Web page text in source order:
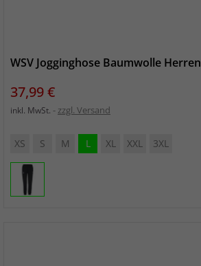
WSV Jogginghose Baumwolle Herren
Preis
37,99 €
inkl. MwSt. zzgl. Versand
XS S M L XL XXL 3XL